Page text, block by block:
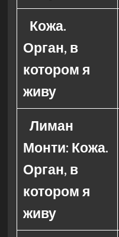
Кожа.
Орган, в
котором я
живу
Лиман
Монти: Кожа.
Орган, в
котором я
живу